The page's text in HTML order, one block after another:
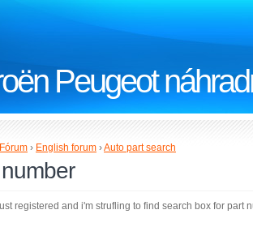
Peugeot
Fórum › English forum ›Auto part search
registered and i'm strufling to find search box for part